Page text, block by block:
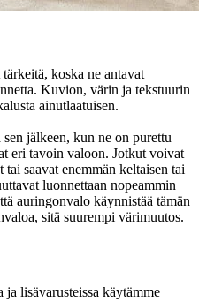
koska ne antavat
Kuvion, värin ja tekstuurin
ainutlaatuisen.
jälkeen, kun ne on purettu
eri tavoin valoon. Jotkut voivat
saavat enemmän keltaisen tai
luonnettaan nopeammin
auringonvalo käynnistää tämän
sitä suurempi värimuutos.
ja lisävarusteissa käytämme